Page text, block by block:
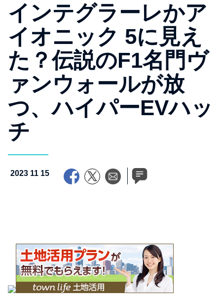
インテグラーレかア
イオニック 5に見え
た？伝説のF1名門ヴ
ァンウォールが放
つ、ハイパーEVハッ
チ
2023 11 15